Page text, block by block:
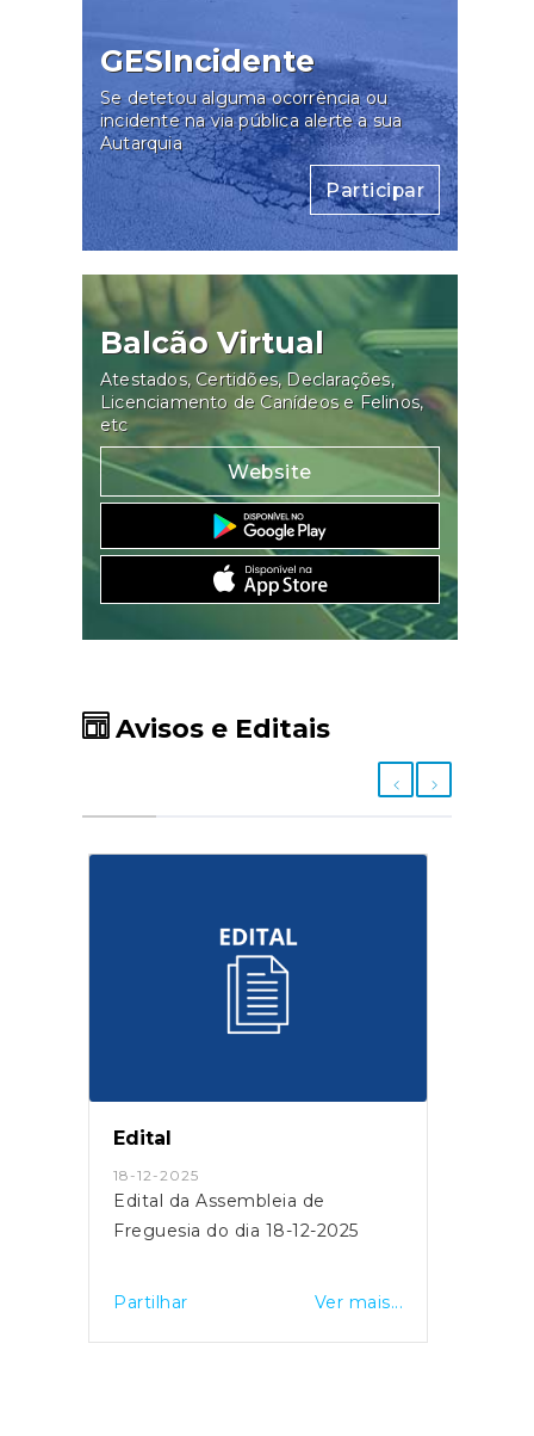
GESIncidente
Se detetou alguma ocorrência ou
incidente na via pública alerte a sua
Autarquia
Participar
Balcão Virtual
Atestados, Certidões, Declarações,
Licenciamento de Canídeos e Felinos,
etc
Website
Avisos e Editais
Edital
13-04-2026
Edital da Assembleia de
Freguesia do dia 13-04-2026
Partilhar Ver mais...